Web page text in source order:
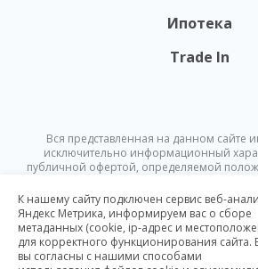
Ипотека
Trade In
Вся представленная на данном сайте
исключительно информационный
публичной офертой, определяемой
изменена в любое время без
© Nikoliers 2026
Положение об обработке персональных
К нашему сайту подключен сервис веб-
Яндекс Метрика, информируем вас о сборе
метаданных (cookie, ip-адрес и
для корректного функционирования сайта.
вы согласны с нашими способами